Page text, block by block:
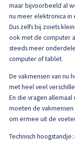
maar bijvoorbeeld al
nu meer elektronica in
Dus zelfs bij zoiets
ook met de computer
steeds meer
computer of tablet.
De vakmensen van nu
met heel veel
En die vragen
moeten de
om ermee uit de
Technisch